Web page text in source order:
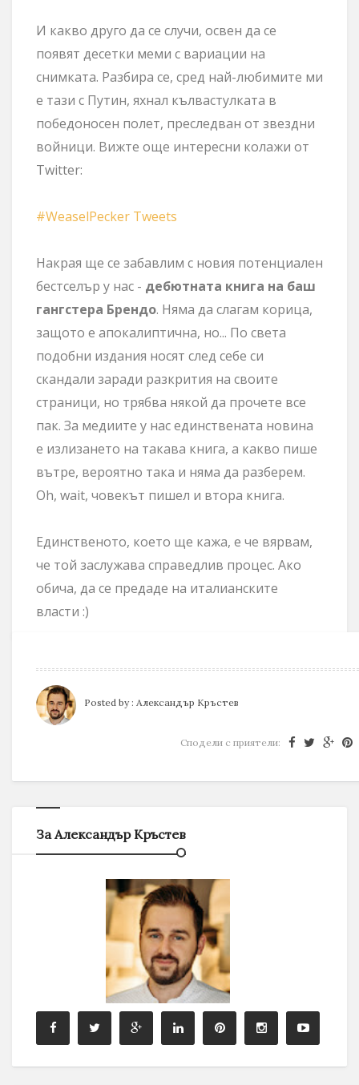
И какво друго да се случи, освен да се
появят десетки меми с вариации на
снимката. Разбира се, сред най-любимите ми
е тази с Путин, яхнал кълвастулката в
победоносен полет, преследван от звездни
войници. Вижте още интересни колажи от
Twitter:
#WeaselPecker Tweets
Накрая ще се забавлим с новия потенциален
бестселър у нас - дебютната книга на баш
гангстера Брендо. Няма да слагам корица,
защото е апокалиптична, но... По света
подобни издания носят след себе си
скандали заради разкрития на своите
страници, но трябва някой да прочете все
пак. За медиите у нас единствената новина
е излизането на такава книга, а какво пише
вътре, вероятно така и няма да разберем.
Oh, wait, човекът пишел и втора книга.
Единственото, което ще кажа, е че вярвам,
че той заслужава справедлив процес. Ако
обича, да се предаде на италианските
власти :)
Posted by : Александър Кръстев
Сподели с приятели:
За Александър Кръстев